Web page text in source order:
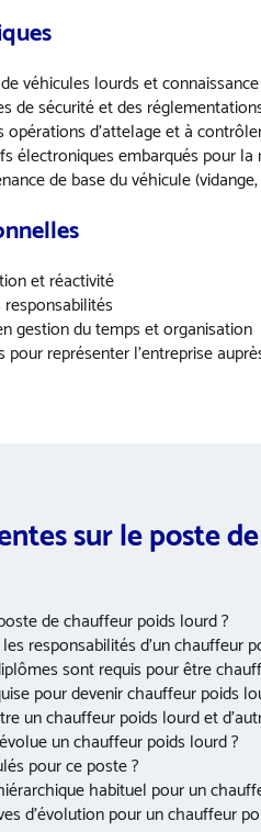
véhicules lourds et
de sécurité et des
d’attelage et à
électroniques embarqués pour
de base du véhicule
et réactivité
gestion du temps et organisation
représenter l’entreprise
sur le poste
de chauffeur poids lourd ?
responsabilités d’un chauffeur
sont requis pour être
pour devenir chauffeur poids
un chauffeur poids lourd et
un chauffeur poids lourd ?
pour ce poste ?
habituel pour un
d’évolution pour un chauffeur